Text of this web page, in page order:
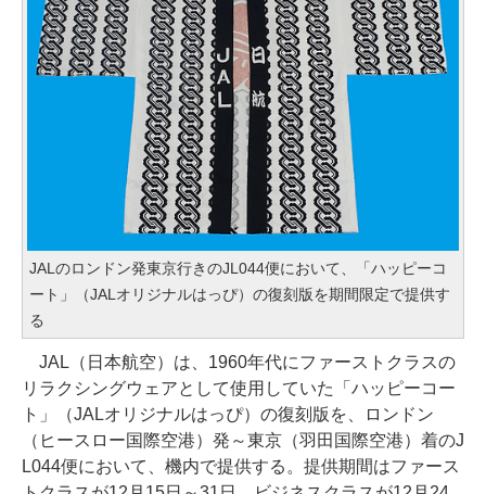
JALのロンドン発東京行きのJL044便において、「ハッピーコ
ート」（JALオリジナルはっぴ）の復刻版を期間限定で提供す
る
JAL（日本航空）は、1960年代にファーストクラスの
リラクシングウェアとして使用していた「ハッピーコー
ト」（JALオリジナルはっぴ）の復刻版を、ロンドン
（ヒースロー国際空港）発～東京（羽田国際空港）着のJ
L044便において、機内で提供する。提供期間はファース